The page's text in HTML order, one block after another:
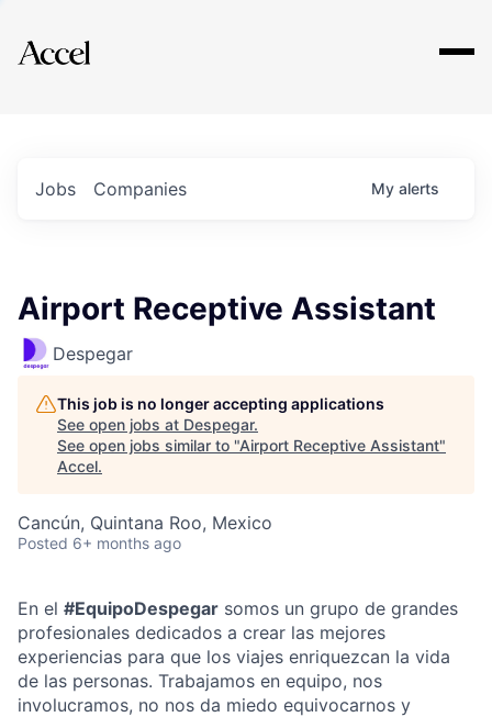
Explore
Jobs Companies My alerts
Airport Receptive Assistant
Despegar
This job is no longer accepting applications
See open jobs at Despegar.
See open jobs similar to "Airport Receptive Assistant"
Accel.
Cancún, Quintana Roo, Mexico
Posted 6+ months ago
En el #EquipoDespegar somos un grupo de grandes
profesionales dedicados a crear las mejores
experiencias para que los viajes enriquezcan la vida
de las personas. Trabajamos en equipo, nos
involucramos, no nos da miedo equivocarnos y